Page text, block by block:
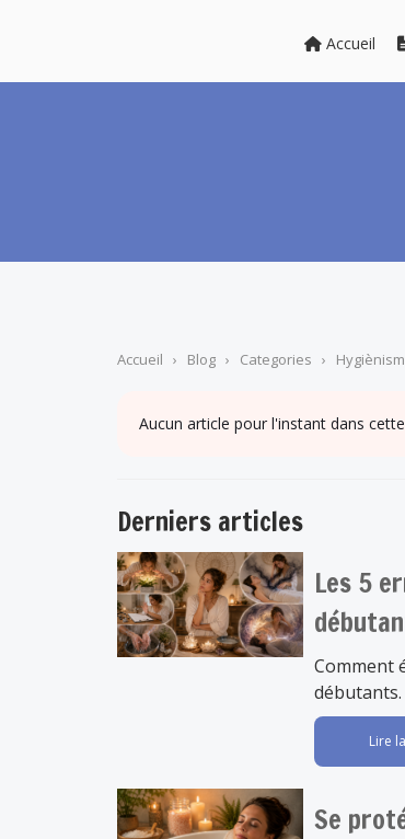
Accueil
Accueil › Blog › Categories ›
Aucun article pour l'instant dans
Derniers articles
Les 5
Comment
débutants.
Lire
Se